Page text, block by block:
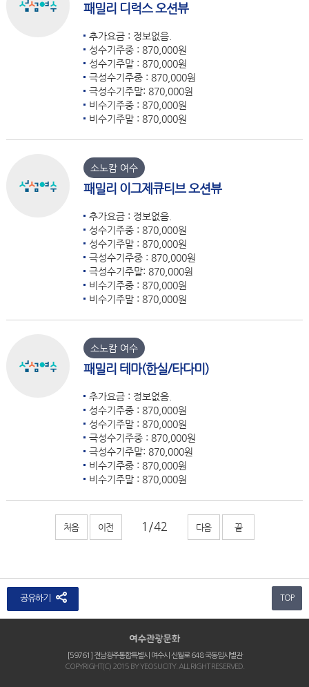
패밀리 디럭스 오션뷰
추가요금 : 정보없음.
성수기주중 : 870,000원
성수기주말 : 870,000원
극성수기주중 : 870,000원
극성수기주말: 870,000원
비수기주중 : 870,000원
비수기주말 : 870,000원
소노캄 여수
패밀리 이그제큐티브 오션뷰
추가요금 : 정보없음.
성수기주중 : 870,000원
성수기주말 : 870,000원
극성수기주중 : 870,000원
극성수기주말: 870,000원
비수기주중 : 870,000원
비수기주말 : 870,000원
소노캄 여수
패밀리 테마(한실/타다미)
추가요금 : 정보없음.
성수기주중 : 870,000원
성수기주말 : 870,000원
극성수기주중 : 870,000원
극성수기주말: 870,000원
비수기주중 : 870,000원
비수기주말 : 870,000원
처음 이전 다음 끝
공유하기 TOP
[59761] 전남광주통합특별시 여수시 신월로 648 국동임시별관
COPYRIGHT(C) 2015 BY YEOSUCITY. ALL RIGHT RESERVED.